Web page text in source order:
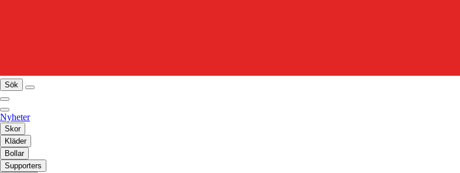
Sök
Nyheter
Skor
Kläder
Bollar
Supporters